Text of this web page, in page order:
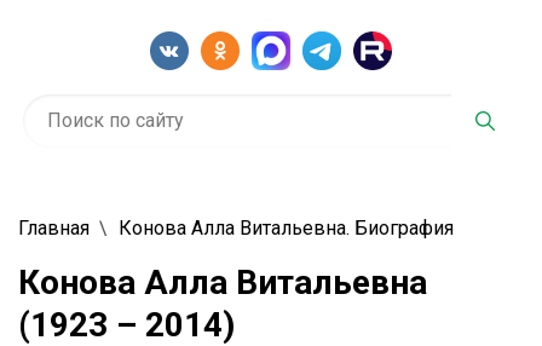
Главная Конова Алла Витальевна. Биография
Конова Алла Витальевна
(1923 – 2014)